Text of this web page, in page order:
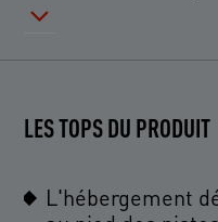
LES TOPS DU PRODUIT
L'hébergement